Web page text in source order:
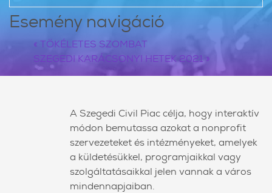
Esemény navigáció
« TÖKÉLETES SZOMBAT
SZEGEDI KARÁCSONYI HETEK 2021»
A Szegedi Civil Piac célja, hogy interaktív
módon bemutassa azokat a nonprofit
szervezeteket és intézményeket, amelyek
a küldetésükkel, programjaikkal vagy
szolgáltatásaikkal jelen vannak a város
mindennapjaiban.